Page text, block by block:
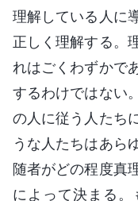
理解している人に
正しく理解する。
れはごくわずかで
するわけではない
の人に従う人たち
うな人たちはあら
随者がどの程度真
によって決まる。